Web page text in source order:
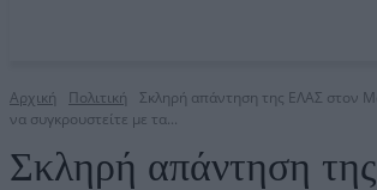
Αρχική Πολιτική
Σκληρή απάντηση της ΕΛΑΣ στον
να συγκρουστείτε με τα...
Σκληρή απάντηση